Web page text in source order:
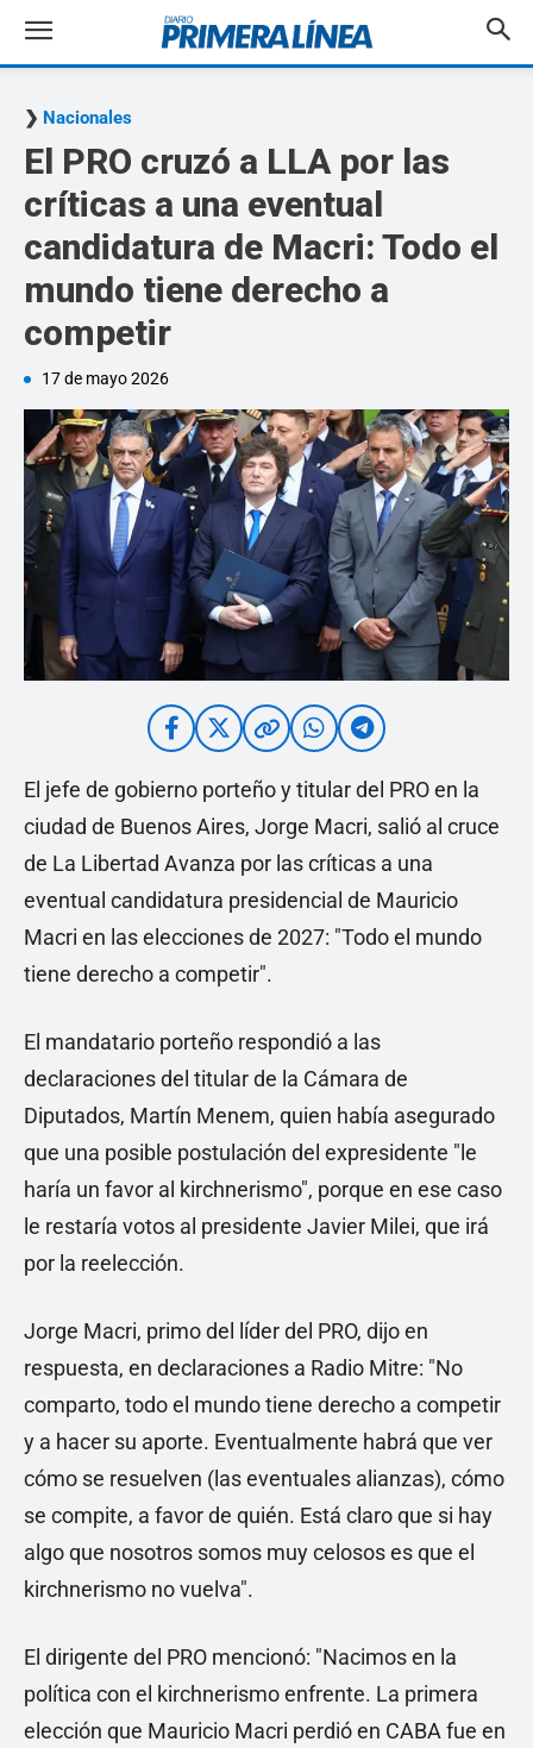
Nacionales
El PRO cruzó a LLA por las
críticas a una eventual
candidatura de Macri: Todo el
mundo tiene derecho a
competir
17 de mayo 2026
El jefe de gobierno porteño y titular del PRO en la
ciudad de Buenos Aires, Jorge Macri, salió al cruce
de La Libertad Avanza por las críticas a una
eventual candidatura presidencial de Mauricio
Macri en las elecciones de 2027: "Todo el mundo
tiene derecho a competir".
El mandatario porteño respondió a las
declaraciones del titular de la Cámara de
Diputados, Martín Menem, quien había asegurado
que una posible postulación del expresidente "le
haría un favor al kirchnerismo", porque en ese caso
le restaría votos al presidente Javier Milei, que irá
por la reelección.
Jorge Macri, primo del líder del PRO, dijo en
respuesta, en declaraciones a Radio Mitre: "No
comparto, todo el mundo tiene derecho a competir
y a hacer su aporte. Eventualmente habrá que ver
cómo se resuelven (las eventuales alianzas), cómo
se compite, a favor de quién. Está claro que si hay
algo que nosotros somos muy celosos es que el
kirchnerismo no vuelva".
El dirigente del PRO mencionó: "Nacimos en la
política con el kirchnerismo enfrente. La primera
elección que Mauricio Macri perdió en CABA fue en